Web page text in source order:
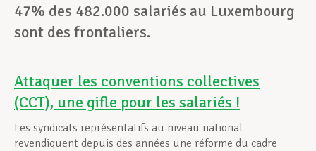
47% des 482.000 salariés au Luxembourg
sont des frontaliers.
Attaquer les conventions collectives
(CCT), une gifle pour les salariés !
Les syndicats représentatifs au niveau national
revendiquent depuis des années une réforme du cadre